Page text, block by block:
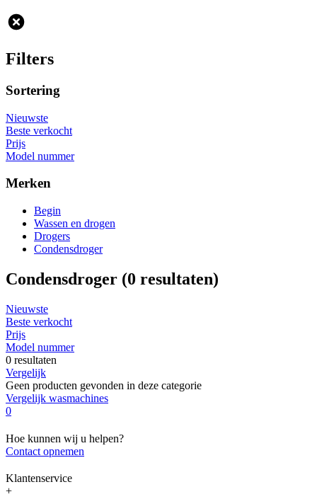
Filters
Sortering
Nieuwste
Beste verkocht
Prijs
Model nummer
Merken
Begin
Wassen en drogen
Drogers
Condensdroger
Condensdroger (0 resultaten)
Nieuwste
Beste verkocht
Prijs
Model nummer
0 resultaten
Vergelijk
Geen producten gevonden in deze categorie
Vergelijk wasmachines
0
Hoe kunnen wij u helpen?
Contact opnemen
Klantenservice
+